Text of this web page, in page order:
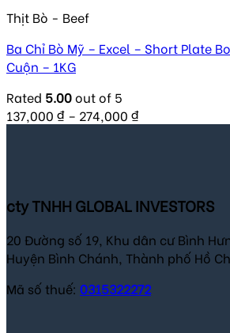
Thịt Bò - Beef
Ba Chỉ Bò Mỹ – Excel – Short Plate
Cuộn – 1KG
Rated 5.00out of 5
137,000 ₫ – 274,000 ₫
cty TNHH GLOBAL INVESTORS
20 Đường số 19, Khu dân cư Bình
Huyện Bình Chánh, Thành phố Hồ
Mã số thuế: 0315322272